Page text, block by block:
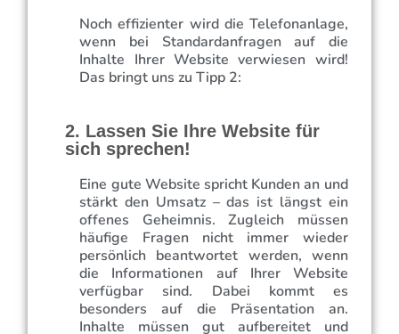
Noch effizienter wird die Telefonanlage,
wenn bei Standardanfragen auf die
Inhalte Ihrer Website verwiesen wird!
Das bringt uns zu Tipp 2:
2. Lassen Sie Ihre Website für
sich sprechen!
Eine gute Website spricht Kunden an und
stärkt den Umsatz – das ist längst ein
offenes Geheimnis. Zugleich müssen
häufige Fragen nicht immer wieder
persönlich beantwortet werden, wenn
die Informationen auf Ihrer Website
verfügbar sind. Dabei kommt es
besonders auf die Präsentation an.
Inhalte müssen gut aufbereitet und